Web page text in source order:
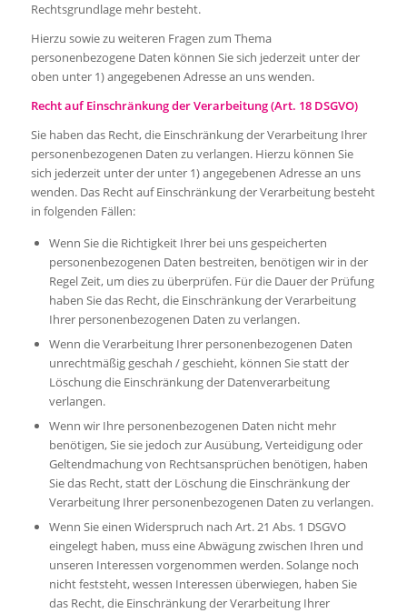
Rechtsgrundlage mehr besteht.
Hierzu sowie zu weiteren Fragen zum Thema
personenbezogene Daten können Sie sich jederzeit unter der
oben unter 1) angegebenen Adresse an uns wenden.
Recht auf Einschränkung der Verarbeitung (Art. 18 DSGVO)
Sie haben das Recht, die Einschränkung der Verarbeitung Ihrer
personenbezogenen Daten zu verlangen. Hierzu können Sie
sich jederzeit unter der unter 1) angegebenen Adresse an uns
wenden. Das Recht auf Einschränkung der Verarbeitung besteht
in folgenden Fällen:
Wenn Sie die Richtigkeit Ihrer bei uns gespeicherten
personenbezogenen Daten bestreiten, benötigen wir in der
Regel Zeit, um dies zu überprüfen. Für die Dauer der Prüfung
haben Sie das Recht, die Einschränkung der Verarbeitung
Ihrer personenbezogenen Daten zu verlangen.
Wenn die Verarbeitung Ihrer personenbezogenen Daten
unrechtmäßig geschah / geschieht, können Sie statt der
Löschung die Einschränkung der Datenverarbeitung
verlangen.
Wenn wir Ihre personenbezogenen Daten nicht mehr
benötigen, Sie sie jedoch zur Ausübung, Verteidigung oder
Geltendmachung von Rechtsansprüchen benötigen, haben
Sie das Recht, statt der Löschung die Einschränkung der
Verarbeitung Ihrer personenbezogenen Daten zu verlangen.
Wenn Sie einen Widerspruch nach Art. 21 Abs. 1 DSGVO
eingelegt haben, muss eine Abwägung zwischen Ihren und
unseren Interessen vorgenommen werden. Solange noch
nicht feststeht, wessen Interessen überwiegen, haben Sie
das Recht, die Einschränkung der Verarbeitung Ihrer